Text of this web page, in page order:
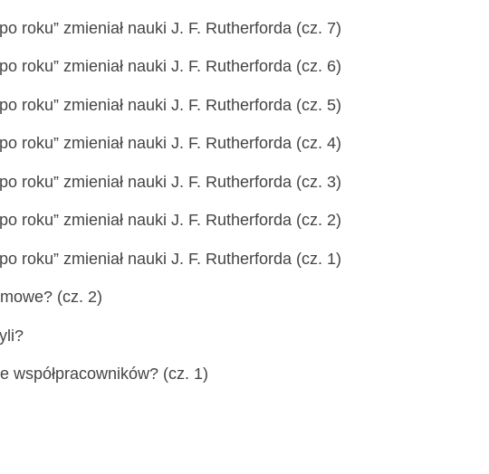
roku” zmieniał nauki J. F. Rutherforda (cz. 7)
roku” zmieniał nauki J. F. Rutherforda (cz. 6)
roku” zmieniał nauki J. F. Rutherforda (cz. 5)
roku” zmieniał nauki J. F. Rutherforda (cz. 4)
roku” zmieniał nauki J. F. Rutherforda (cz. 3)
roku” zmieniał nauki J. F. Rutherforda (cz. 2)
roku” zmieniał nauki J. F. Rutherforda (cz. 1)
(cz. 2)
współpracowników? (cz. 1)